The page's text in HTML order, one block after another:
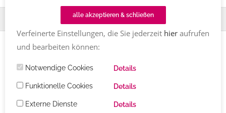
Home TT-Magazin Berufsbilder
Bücher
Alle
alle akzeptieren & schließen
Verfeinerte Einstellungen, die Sie jederzeit hieraufrufen
und bearbeiten können:
Notwendige Cookies Details
Funktionelle Cookies Details
Externe Dienste Details